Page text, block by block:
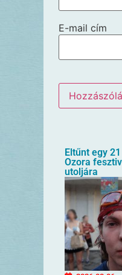
E-mail cím
Eltűnt egy
Ozora
utoljára